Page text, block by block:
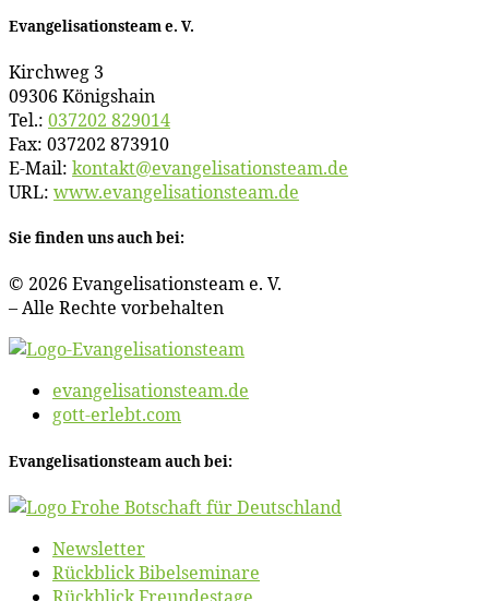
Evan­ge­li­sa­ti­ons­team e. V.
Kirch­weg 3
09306 Königshain
Tel.: 037202 829014
Fax: 037202 873910
E‑Mail: kontakt@​evangelisationsteam.​de
URL: www​.evan​ge​li​sa​ti​ons​team​.de
Sie fin­den uns auch bei:
© 2026 Evan­ge­li­sa­ti­ons­team e. V.
– Al­le Rech­te vorbehalten
evangelisationsteam.de
gott-erlebt.com
Evan­ge­li­sa­ti­ons­team auch bei:
News­let­ter
Rück­blick Bibelseminare